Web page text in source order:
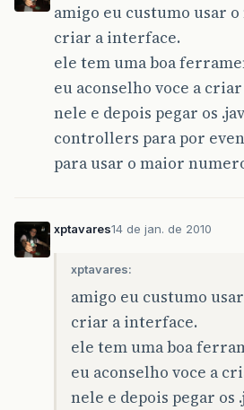
amigo eu custumo usar
criar a interface.
ele tem uma boa
eu aconselho voce a
nele e depois pegar os
controllers para por
para usar o maior
xptavares14 de jan. de 2010
xptavares:
amigo eu custumo
criar a interface.
ele tem uma boa
eu aconselho voce a
nele e depois pegar os